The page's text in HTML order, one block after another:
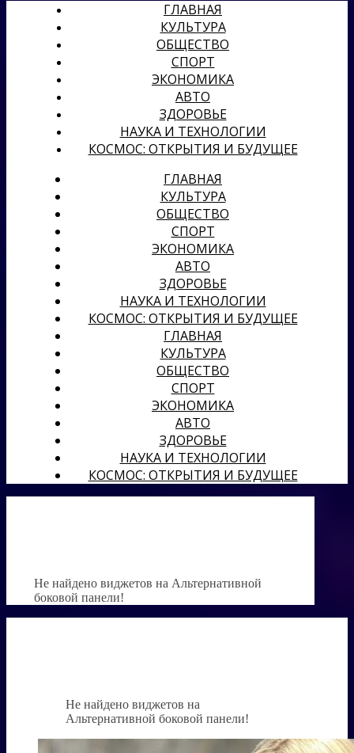
ГЛАВНАЯ
КУЛЬТУРА
ОБЩЕСТВО
СПОРТ
ЭКОНОМИКА
АВТО
ЗДОРОВЬЕ
НАУКА И ТЕХНОЛОГИИ
КОСМОС: ОТКРЫТИЯ И БУДУЩЕЕ
ГЛАВНАЯ
КУЛЬТУРА
ОБЩЕСТВО
СПОРТ
ЭКОНОМИКА
АВТО
ЗДОРОВЬЕ
НАУКА И ТЕХНОЛОГИИ
КОСМОС: ОТКРЫТИЯ И БУДУЩЕЕ
ГЛАВНАЯ
КУЛЬТУРА
ОБЩЕСТВО
СПОРТ
ЭКОНОМИКА
АВТО
ЗДОРОВЬЕ
НАУКА И ТЕХНОЛОГИИ
КОСМОС: ОТКРЫТИЯ И БУДУЩЕЕ
Не найдено виджетов на Альтернативной
боковой панели!
Не найдено виджетов на
Альтернативной боковой панели!